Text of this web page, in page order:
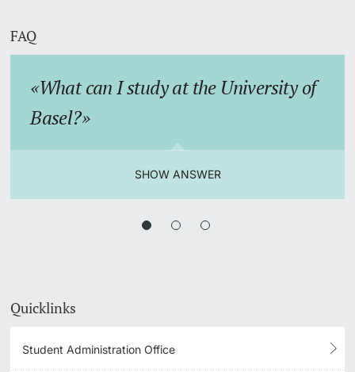
FAQ
What can I study at the University of
Basel?
SHOW ANSWER
Quicklinks
Student Administration Office